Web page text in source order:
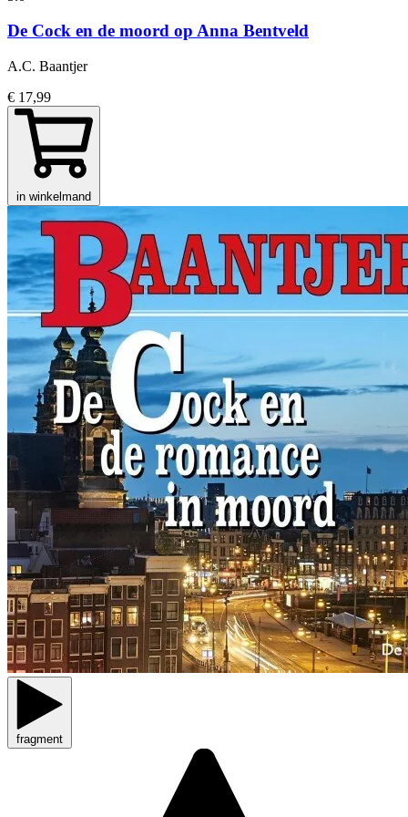
De Cock en de moord op Anna Bentveld
A.C. Baantjer
€ 17,99
in winkelmand
fragment